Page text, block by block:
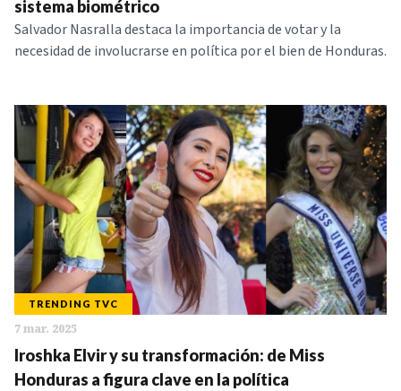
sistema biométrico
Salvador Nasralla destaca la importancia de votar y la
necesidad de involucrarse en política por el bien de Honduras.
TRENDING TVC
7 mar. 2025
Iroshka Elvir y su transformación: de Miss
Honduras a figura clave en la política